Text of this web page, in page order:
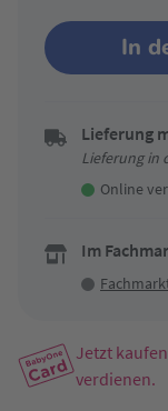
In
Lieferung
Lieferung in
Online
Im
Jetzt
verdienen.